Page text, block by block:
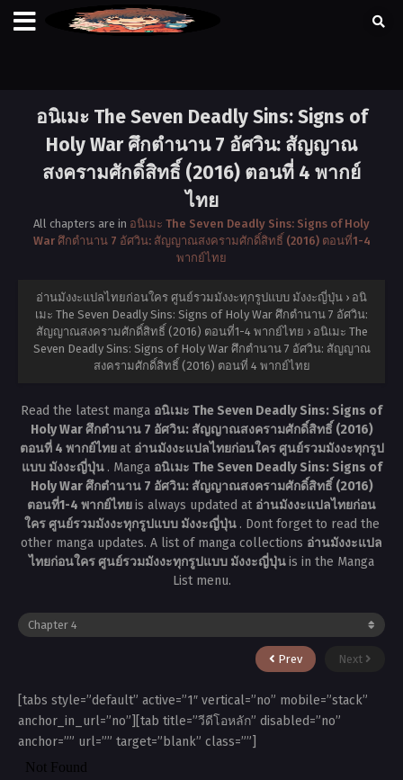
อนิเมะ The Seven Deadly Sins: Signs of
Holy War ศึกตำนาน 7 อัศวิน: สัญญาณ
สงครามศักดิ์สิทธิ์ (2016) ตอนที่ 4 พากย์
ไทย
All chapters are in อนิเมะ The Seven Deadly Sins: Signs of Holy
War ศึกตำนาน 7 อัศวิน: สัญญาณสงครามศักดิ์สิทธิ์ (2016) ตอนที่1-4
พากย์ไทย
อ่านมังงะแปลไทยก่อนใคร ศูนย์รวมมังงะทุกรูปแบบ มังงะญี่ปุ่น › อนิ
เมะ The Seven Deadly Sins: Signs of Holy War ศึกตำนาน 7 อัศวิน:
สัญญาณสงครามศักดิ์สิทธิ์ (2016) ตอนที่1-4 พากย์ไทย › อนิเมะ The
Seven Deadly Sins: Signs of Holy War ศึกตำนาน 7 อัศวิน: สัญญาณ
สงครามศักดิ์สิทธิ์ (2016) ตอนที่ 4 พากย์ไทย
Read the latest manga อนิเมะ The Seven Deadly Sins: Signs of
Holy War ศึกตำนาน 7 อัศวิน: สัญญาณสงครามศักดิ์สิทธิ์ (2016)
ตอนที่ 4 พากย์ไทยat อ่านมังงะแปลไทยก่อนใคร ศูนย์รวมมังงะทุกรูป
แบบ มังงะญี่ปุ่น . Manga อนิเมะ The Seven Deadly Sins: Signs of
Holy War ศึกตำนาน 7 อัศวิน: สัญญาณสงครามศักดิ์สิทธิ์ (2016)
ตอนที่1-4 พากย์ไทยis always updated at อ่านมังงะแปลไทยก่อน
ใคร ศูนย์รวมมังงะทุกรูปแบบ มังงะญี่ปุ่น . Dont forget to read the
other manga updates. A list of manga collections อ่านมังงะแปล
ไทยก่อนใคร ศูนย์รวมมังงะทุกรูปแบบ มังงะญี่ปุ่นis in the Manga
List menu.
Prev Next
[tabs style=”default” active=”1″ vertical=”no” mobile=”stack”
anchor_in_url=”no”][tab title=”วีดีโอหลัก” disabled=”no”
anchor=”” url=”” target=”blank” class=””]